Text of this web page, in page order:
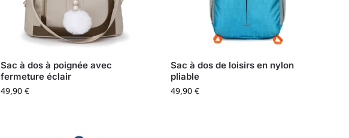
Sac à dos à poignée avec
fermeture éclair
49,90 €
Sac à dos de loisirs en nylon
pliable
49,90€